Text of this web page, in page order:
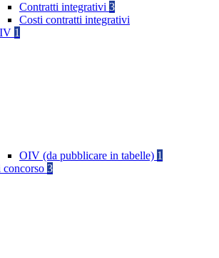
Contratti integrativi 3
Costi contratti integrativi
1
OIV (da pubblicare in tabelle) 1
3